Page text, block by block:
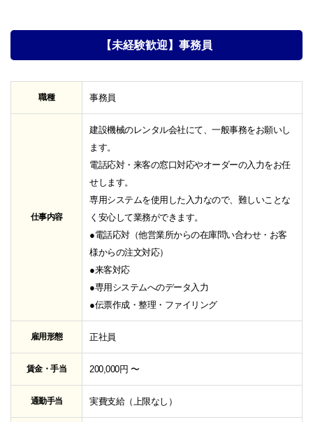
【未経験歓迎】事務員
職種 事務員
仕事内容
建設機械のレンタル会社にて、一般事務をお願いし
ます。
電話応対・来客の窓口対応やオーダーの入力をお任
せします。
専用システムを使用した入力なので、難しいことな
く安心して業務ができます。
●電話応対（他営業所からの在庫問い合わせ・お客
様からの注文対応）
●来客対応
●専用システムへのデータ入力
●伝票作成・整理・ファイリング
雇用形態 正社員
賃金・手当 200,000円 〜
通勤手当 実費支給（上限なし）